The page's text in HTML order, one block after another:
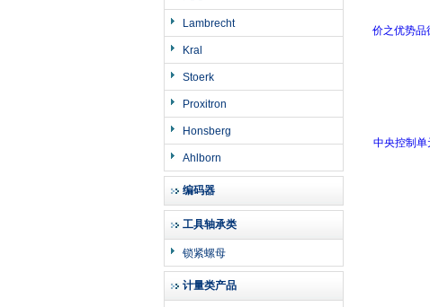
Lambrecht
Kral
Stoerk
Proxitron
Honsberg
Ahlborn
编码器
工具轴承类
锁紧螺母
计量类产品
央控制单